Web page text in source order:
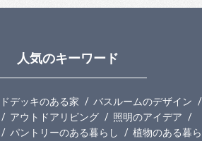
人気のキーワード
デッキのある家
バスルームのデザイン
アウトドアリビング
照明のアイデア
パントリーのある暮らし
植物のある暮